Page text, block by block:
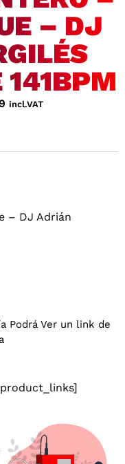
– DJ
incl.VAT
– DJ Adrián
Podrá Ver un link de